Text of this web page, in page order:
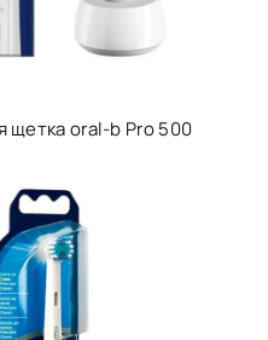
щетка oral-b Pro 500